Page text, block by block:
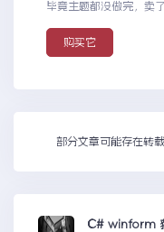
毕竟主题都没做完，卖
购买它
部分文章可能存在转
C# winform